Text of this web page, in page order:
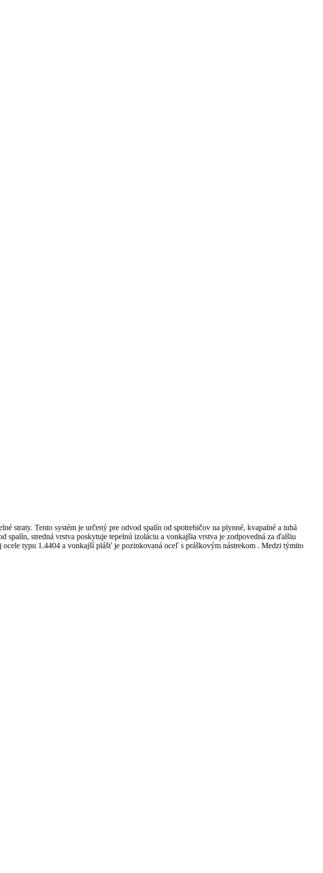
straty. Tento systém je určený pre odvod spalín od spotrebičov na plynné, kvapalné a tuhá
stredná vrstva poskytuje tepelnú izoláciu a vonkajšia vrstva je zodpovedná za ďalšiu
typu 1.4404 a vonkajší plášť je pozinkovaná oceľ s práškovým nástrekom . Medzi týmito